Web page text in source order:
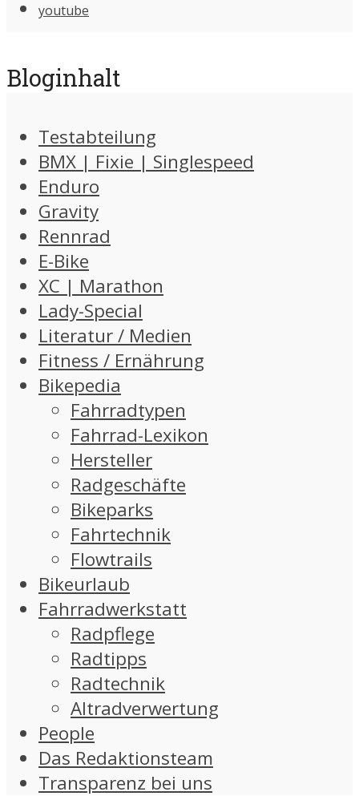
youtube
Bloginhalt
Testabteilung
BMX | Fixie | Singlespeed
Enduro
Gravity
Rennrad
E-Bike
XC | Marathon
Lady-Special
Literatur / Medien
Fitness / Ernährung
Bikepedia
Fahrradtypen
Fahrrad-Lexikon
Hersteller
Radgeschäfte
Bikeparks
Fahrtechnik
Flowtrails
Bikeurlaub
Fahrradwerkstatt
Radpflege
Radtipps
Radtechnik
Altradverwertung
People
Das Redaktionsteam
Transparenz bei uns